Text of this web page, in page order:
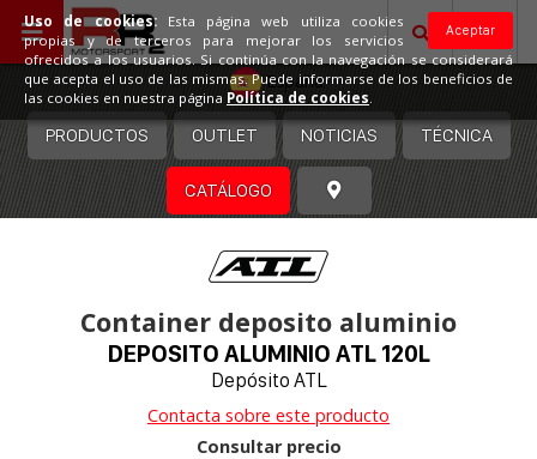
España
PRODUCTOS OUTLET NOTICIAS TÉCNICA
CATÁLOGO
Container deposito aluminio
DEPOSITO ALUMINIO ATL 120L
Depósito ATL
Contacta sobre este producto
Consultar precio
Aceptar
Uso de cookies:Esta página web utiliza cookies
propias y de terceros para mejorar los servicios
ofrecidos a los usuarios. Si continúa con la navegación se considerará
que acepta el uso de las mismas. Puede informarse de los beneficios de
las cookies en nuestra página Política de cookies.